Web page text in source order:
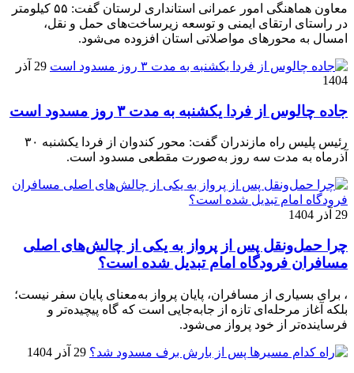
معاون هماهنگی امور عمرانی استانداری لرستان گفت: ۵۵ کیلومتر
در راستای ارتقای ایمنی و توسعه زیرساخت‌های حمل و نقل،
امسال به محورهای مواصلاتی استان افزوده می‌شود.
29 آذر
1404
جاده چالوس از فردا یکشنبه به مدت ۳ روز مسدود است
رئیس پلیس راه مازندران گفت: محور کندوان از فردا یکشنبه ۳۰
آذرماه به مدت سه روز به‌صورت مقطعی مسدود است.
29 آذر 1404
چرا حمل‌ونقل پس از پرواز به یکی از چالش‌های اصلی
مسافران فرودگاه امام تبدیل شده است؟
، برای بسیاری از مسافران، پایان پرواز به‌معنای پایان سفر نیست؛
بلکه آغاز مرحله‌ای تازه از جابه‌جایی است که گاه پیچیده‌تر و
فرساینده‌تر از خود پرواز می‌شود.
29 آذر 1404